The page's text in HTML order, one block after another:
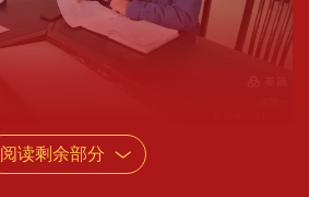
阅读剩余部分